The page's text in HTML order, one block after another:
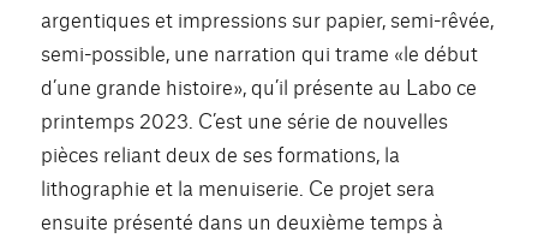
argentiques et impressions sur papier, semi-rêvée,
semi-possible, une narration qui trame «le début
d’une grande histoire», qu’il présente au Labo ce
printemps 2023. C’est une série de nouvelles
pièces reliant deux de ses formations, la
lithographie et la menuiserie. Ce projet sera
ensuite présenté dans un deuxième temps à